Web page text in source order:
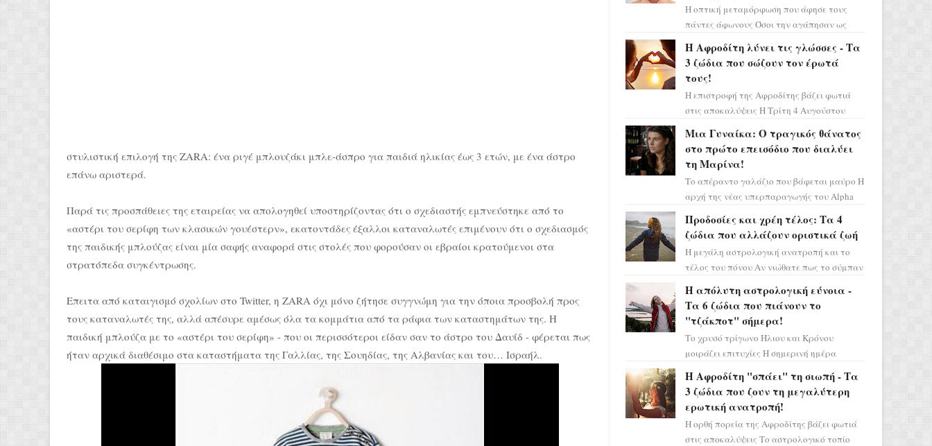
στυλιστική επιλογή της ZARA: ένα ριγέ μπλουζάκι μπλε-άσπρο για παιδιά ηλικίας έως 3 ετών, με ένα άστρο
επάνω αριστερά.
Παρά τις προσπάθειες της εταιρείας να απολογηθεί υποστηρίζοντας ότι ο σχεδιαστής εμπνεύστηκε από το
«αστέρι του σερίφη των κλασικών γουέστερν», εκατοντάδες έξαλλοι καταναλωτές επιμένουν ότι ο σχεδιασμός
της παιδικής μπλούζας είναι μία σαφής αναφορά στις στολές που φορούσαν οι εβραίοι κρατούμενοι στα
στρατόπεδα συγκέντρωσης.
Επειτα από καταιγισμό σχολίων στο Twitter, η ZARA όχι μόνο ζήτησε συγγνώμη για την όποια προσβολή προς
τους καταναλωτές της, αλλά απέσυρε αμέσως όλα τα κομμάτια από τα ράφια των καταστημάτων της. Η
παιδική μπλούζα με το «αστέρι του σερίφη» - που οι περισσότεροι είδαν σαν το άστρο του Δαυίδ - φέρεται πως
ήταν αρχικά διαθέσιμο στα καταστήματα της Γαλλίας, της Σουηδίας, της Αλβανίας και του… Ισραήλ.
Η οπτική μεταμόρφωση που άφησε τους
πάντες άφωνους Όσοι την αγάπησαν ως
πρέπει τώρα να προετοιμαστο...
Η Αφροδίτη λύνει τις γλώσσες - Τα
3 ζώδια που σώζουν τον έρωτά
τους!
Η επιστροφή της Αφροδίτης βάζει φωτιά
στις αποκαλύψεις Η Τρίτη 4 Αυγούστου
ορόσημο, καθώς η Αφροδίτη πρ...
Μια Γυναίκα: Ο τραγικός θάνατος
στο πρώτο επεισόδιο που διαλύει
τη Μαρίνα!
Το απέραντο γαλάζιο που βάφεται μαύρο Η
αρχή της νέας υπερπαραγωγής του Alpha
πλημμυρισμένο από...
Προδοσίες και χρέη τέλος: Τα 4
ζώδια που αλλάζουν οριστικά ζωή
Η μεγάλη αστρολογική ανατροπή και το
τέλος του πόνου Αν νιώθατε πως το σύμπαν
πάρετε μια βαθιά α...
Η απόλυτη αστρολογική εύνοια -
Τα 6 ζώδια που πιάνουν το
"τζάκποτ" σήμερα!
Το χρυσό τρίγωνο Ήλιου και Κρόνου
μοιράζει επιτυχίες Η σημερινή ημέρα
αποδεικνύοντας πως η πραγματική
επιτυχί...
Η Αφροδίτη "σπάει" τη σιωπή - Τα
3 ζώδια που ζουν τη μεγαλύτερη
ερωτική ανατροπή!
Η ορθή πορεία της Αφροδίτης βάζει φωτιά
στις αποκαλύψεις Το αστρολογικό τοπίο